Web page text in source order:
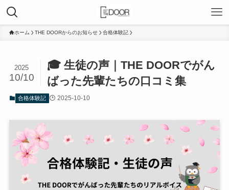
ホーム THE DOORからのお知らせ 合格体験記
🎓 生徒の声｜THE DOORでがん
ばった先輩たちの口コミ集
2025
10/10
合格体験記 2025-10-10